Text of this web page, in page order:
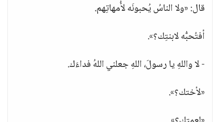
قال: «ولا الناسُ يُحبونَه لأُمهاتِهم.
أفتُحبُّه لابنتِك؟».
- لا واللهِ يا رسولَ، اللهِ جعلني اللهُ فداءَك.
«لأختك؟».